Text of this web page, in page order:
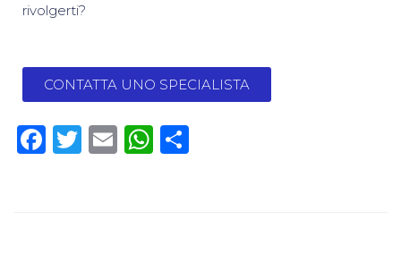
rivolgerti?
CONTATTA UNO SPECIALISTA
Facebook
Twitter
EmailWhatsApp